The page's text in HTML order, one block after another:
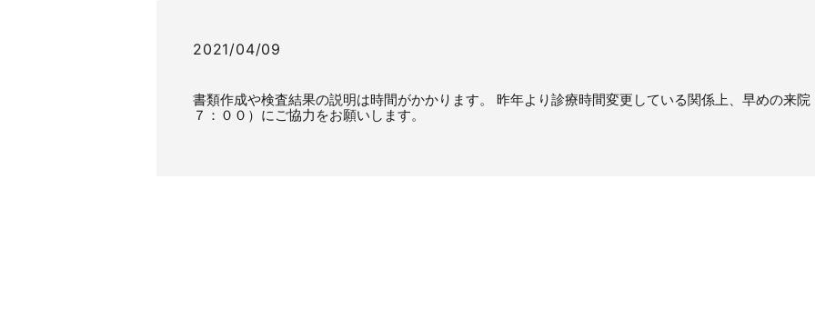
2021/04/09
書類作成や検査結果の説明は時間がかかります。 昨年より診療時間変更している関係上、早めの来院
７：００）にご協力をお願いします。